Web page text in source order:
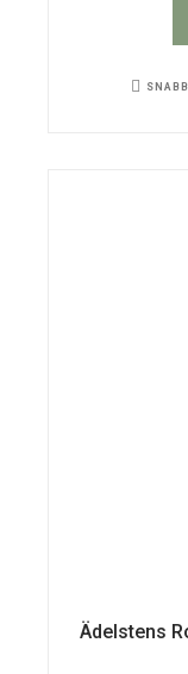
Ädelstens